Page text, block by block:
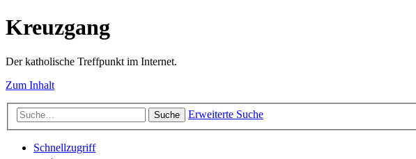
Kreuzgang
Der katholische Treffpunkt im Internet.
Zum Inhalt
Suche Erweiterte Suche
Schnellzugriff